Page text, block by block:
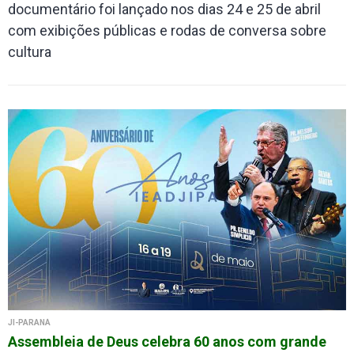
documentário foi lançado nos dias 24 e 25 de abril
com exibições públicas e rodas de conversa sobre
cultura
JI-PARANÁ
Assembleia de Deus celebra 60 anos com grande